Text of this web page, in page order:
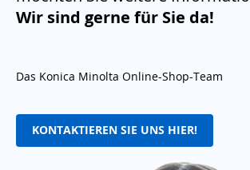
Wir sind gerne für Sie da!
Das Konica Minolta Online-Shop-Team
KONTAKTIEREN SIE UNS HIER!